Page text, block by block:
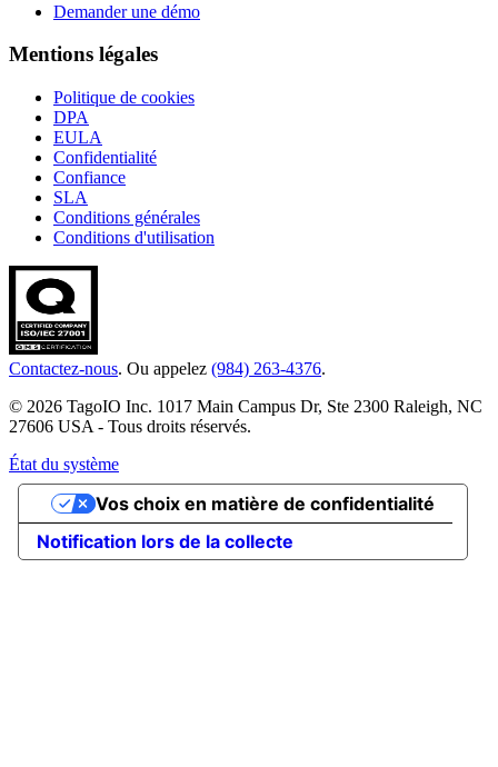
Demander une démo
Mentions légales
Politique de cookies
DPA
EULA
Confidentialité
Confiance
SLA
Conditions générales
Conditions d'utilisation
Contactez-nous. Ou appelez (984) 263-4376.
© 2026 TagoIO Inc. 1017 Main Campus Dr, Ste 2300 Raleigh, NC
27606 USA - Tous droits réservés.
État du système
Notification lors de la collecte
Vos choix en matière de confidentialité